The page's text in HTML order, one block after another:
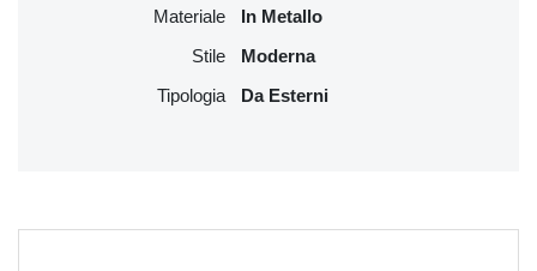
Materiale In Metallo
Stile Moderna
Tipologia Da Esterni